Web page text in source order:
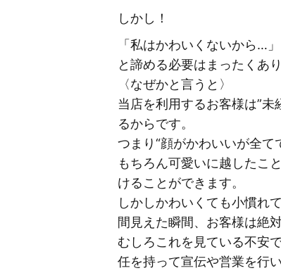
しかし！
「私はかわいくないから…」
と諦める必要はまったくあり
〈なぜかと言うと〉
当店を利用するお客様は”
るからです。
つまり“顔がかわいいが全て
もちろん可愛いに越したこ
けることができます。
しかしかわいくても小慣れ
間見えた瞬間、お客様は絶
むしろこれを見ている不安
任を持って宣伝や営業を行